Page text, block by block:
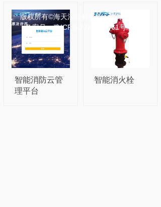
智能消防云管
理平台
智能消火栓
版权所有©海天消防科技股份有限公司
备案号：豫ICP备2023021461号-1